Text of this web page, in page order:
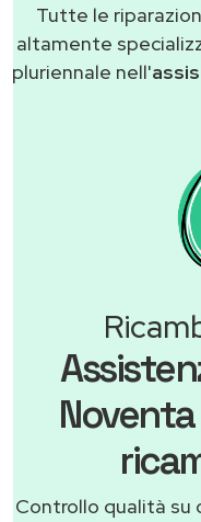
Tutte le
altamente
pluriennale nell'
Controllo qualità su